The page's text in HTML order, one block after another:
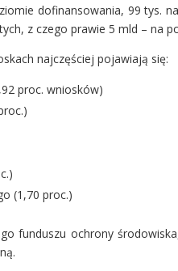
dofinansowania, 99 tys.
z czego prawie 5 mld – na
najczęściej pojawiają się:
proc. wniosków)
(1,70 proc.)
funduszu ochrony